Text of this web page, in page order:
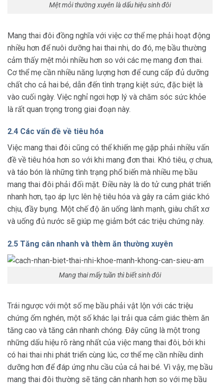
Mệt mỏi thường xuyên là dấu hiệu sinh đôi
Mang thai đôi đồng nghĩa với việc cơ thể mẹ phải hoạt động
nhiều hơn để nuôi dưỡng hai thai nhi, do đó, mẹ bầu thường
cảm thấy mệt mỏi nhiều hơn so với các mẹ mang đơn thai.
Cơ thể mẹ cần nhiều năng lượng hơn để cung cấp đủ dưỡng
chất cho cả hai bé, dẫn đến tình trạng kiệt sức, đặc biệt là
vào cuối ngày. Việc nghỉ ngơi hợp lý và chăm sóc sức khỏe
là rất quan trọng trong giai đoạn này.
2.4 Các vấn đề về tiêu hóa
Việc mang thai đôi cũng có thể khiến mẹ gặp phải nhiều vấn
đề về tiêu hóa hơn so với khi mang đơn thai. Khó tiêu, ợ chua,
và táo bón là những tình trạng phổ biến mà nhiều mẹ bầu
mang thai đôi phải đối mặt. Điều này là do tử cung phát triển
nhanh hơn, tạo áp lực lên hệ tiêu hóa và gây ra cảm giác khó
chịu, đầy bụng. Một chế độ ăn uống lành mạnh, giàu chất xơ
và uống đủ nước sẽ giúp mẹ giảm bớt các triệu chứng này.
2.5 Tăng cân nhanh và thèm ăn thường xuyên
Mang thai mấy tuần thì biết sinh đôi
Trái ngược với một số mẹ bầu phải vật lộn với các triệu
chứng ốm nghén, một số khác lại trải qua cảm giác thèm ăn
tăng cao và tăng cân nhanh chóng. Đây cũng là một trong
những dấu hiệu rõ ràng nhất của việc mang thai đôi, bởi khi
có hai thai nhi phát triển cùng lúc, cơ thể mẹ cần nhiều dinh
dưỡng hơn để đáp ứng nhu cầu của cả hai bé. Vì vậy, mẹ bầu
mang thai đôi thường sẽ tăng cân nhanh hơn so với mẹ bầu